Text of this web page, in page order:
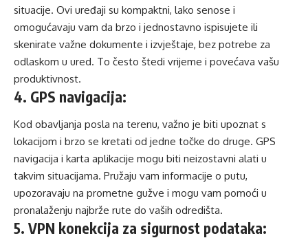
situacije. Ovi uređaji su kompaktni, lako senose i
omogućavaju vam da brzo i jednostavno ispisujete ili
skenirate važne dokumente i izvještaje, bez potrebe za
odlaskom u ured. To često štedi vrijeme i povećava vašu
produktivnost.
4. GPS navigacija:
Kod obavljanja posla na terenu, važno je biti upoznat s
lokacijom i brzo se kretati od jedne točke do druge. GPS
navigacija i karta aplikacije mogu biti neizostavni alati u
takvim situacijama. Pružaju vam informacije o putu,
upozoravaju na prometne gužve i mogu vam pomoći u
pronalaženju najbrže rute do vaših odredišta.
5. VPN konekcija za sigurnost podataka: